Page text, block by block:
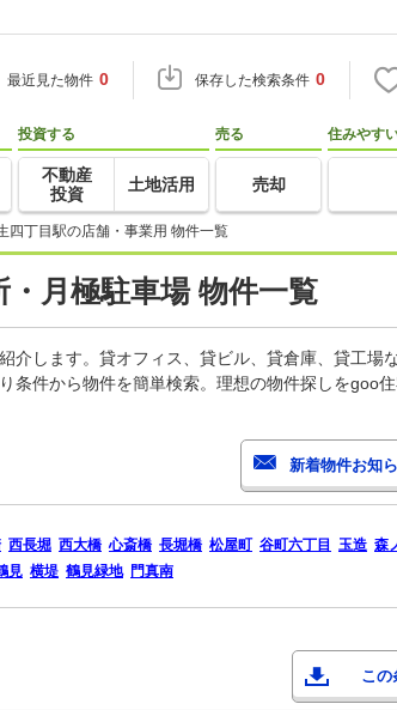
最近見た物件 0 保存した検索条件 0
投資する
不動産
投資
土地活用
売る
売却
住みやす
四丁目駅の店舗・事業用 物件一覧
月極駐車場 物件一覧
します。貸オフィス、貸ビル、貸倉庫、貸工場
条件から物件を簡単検索。理想の物件探しをgoo
西長堀 西大橋 心斎橋 長堀橋 松屋町 谷町六丁目 玉造 森
見 横堤 鶴見緑地 門真南
この